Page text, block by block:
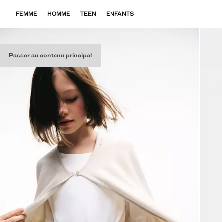
Passer au contenu principal
FEMME HOMME TEEN ENFANTS